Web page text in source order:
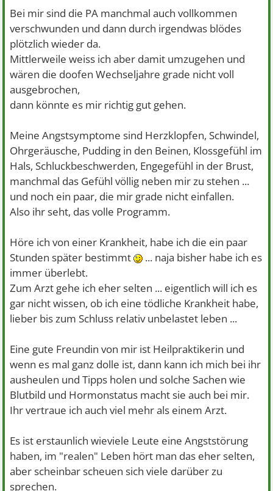
Bei mir sind die PA manchmal auch vollkommen
verschwunden und dann durch irgendwas blödes
plötzlich wieder da.
Mittlerweile weiss ich aber damit umzugehen und
wären die doofen Wechseljahre grade nicht voll
ausgebrochen,
dann könnte es mir richtig gut gehen.
Meine Angstsymptome sind Herzklopfen, Schwindel,
Ohrgeräusche, Pudding in den Beinen, Klossgefühl im
Hals, Schluckbeschwerden, Engegefühl in der Brust,
manchmal das Gefühl völlig neben mir zu stehen ...
und noch ein paar, die mir grade nicht einfallen.
Also ihr seht, das volle Programm.
Höre ich von einer Krankheit, habe ich die ein paar
Stunden später bestimmt
... naja bisher habe ich es
immer überlebt.
Zum Arzt gehe ich eher selten ... eigentlich will ich es
gar nicht wissen, ob ich eine tödliche Krankheit habe,
lieber bis zum Schluss relativ unbelastet leben ...
Eine gute Freundin von mir ist Heilpraktikerin und
wenn es mal ganz dolle ist, dann kann ich mich bei ihr
ausheulen und Tipps holen und solche Sachen wie
Blutbild und Hormonstatus macht sie auch bei mir.
Ihr vertraue ich auch viel mehr als einem Arzt.
Es ist erstaunlich wieviele Leute eine Angststörung
haben, im "realen" Leben hört man das eher selten,
aber scheinbar scheuen sich viele darüber zu
sprechen.